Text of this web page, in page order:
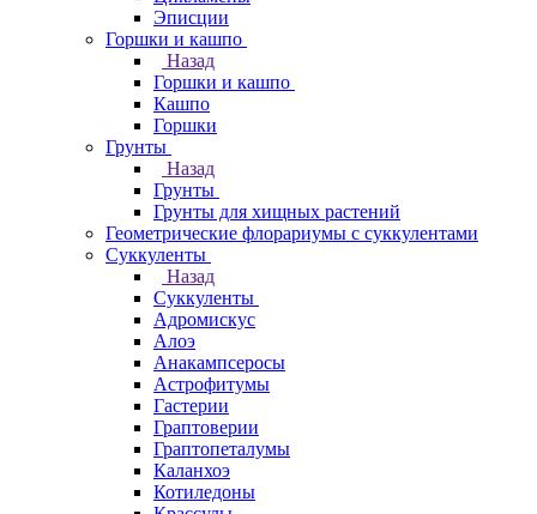
Эписции
Горшки и кашпо
Назад
Горшки и кашпо
Кашпо
Горшки
Грунты
Назад
Грунты
Грунты для хищных растений
Геометрические флорариумы с суккулентами
Суккуленты
Назад
Суккуленты
Адромискус
Алоэ
Анакампсеросы
Астрофитумы
Гастерии
Граптоверии
Граптопеталумы
Каланхоэ
Котиледоны